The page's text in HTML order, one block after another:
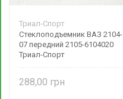
Триал-Спорт
Стеклоподъемник ВАЗ 2104-
07 передний 2105-6104020
Триал-Спорт
288,00